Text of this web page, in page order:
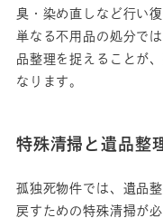
臭・染め直しなど⾏い
単なる不用品の処分で
品整理を捉えることが
なります。
特殊清掃と遺品整
孤独死物件では、遺品
戻すための特殊清掃が